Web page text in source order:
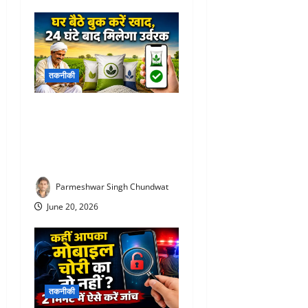
तकनीकी
Parmeshwar Singh Chundwat
June 20, 2026
तकनीकी